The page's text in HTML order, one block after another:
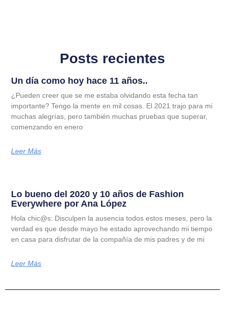
Posts recientes
Un día como hoy hace 11 años..
¿Pueden creer que se me estaba olvidando esta fecha tan
importante? Tengo la mente en mil cosas. El 2021 trajo para mi
muchas alegrías, pero también muchas pruebas que superar,
comenzando en enero
Leer Más
Lo bueno del 2020 y 10 años de Fashion
Everywhere por Ana López
Hola chic@s: Disculpen la ausencia todos estos meses, pero la
verdad es que desde mayo he estado aprovechando mi tiempo
en casa para disfrutar de la compañía de mis padres y de mi
Leer Más